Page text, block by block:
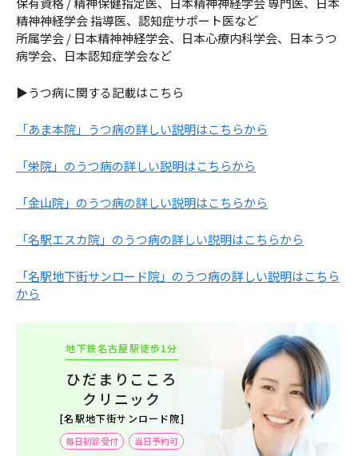
精神神経学会 指導医、認知症サポート医など
所属学会 / 日本精神神経学会、日本心療内科学会、日本うつ
病学会、日本認知症学会など
▶うつ病に関する記載はこちら
「あま本院」うつ病の詳しい説明はこちらから
「栄院」のうつ病の詳しい説明はこちらから
「金山院」のうつ病の詳しい説明はこちらから
「名駅エスカ院」のうつ病の詳しい説明はこちらから
「名駅地下街サンロード院」のうつ病の詳しい説明はこちら
から
地下鉄名古屋駅徒歩1分
ひだまりこころ
クリニック
[名駅地下街サンロード院]
毎日初診受付 当日予約可